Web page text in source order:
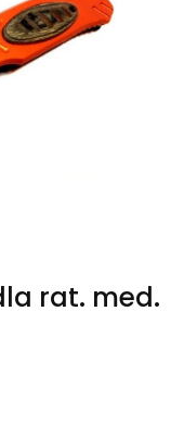
rat. med.